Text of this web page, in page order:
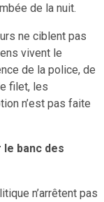
de la nuit.
ne ciblent pas
vivent le
de la police, de
filet, les
n’est pas faite
le banc des
n’arrêtent pas